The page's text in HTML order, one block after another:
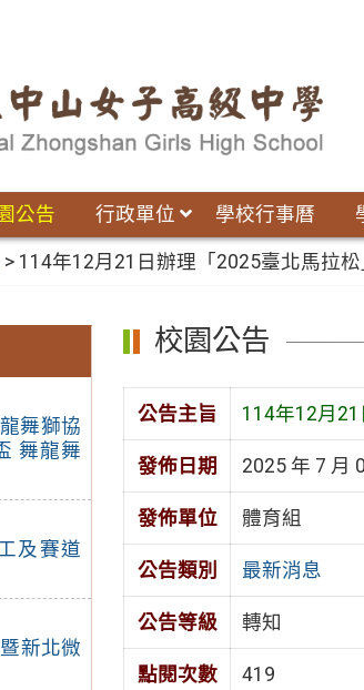
公告 行政單位 學校行事曆
> 114年12月21日辦理「2025臺北馬拉
舞獅協
舞龍舞
及賽道
新北微
校園公告
公告主旨 114年12月
發佈日期 2025 年 7 月
發佈單位 體育組
公告類別 最新消息
公告等級 轉知
點閱次數 419